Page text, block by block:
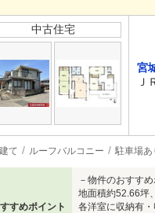
中古住宅
宮
Ｊ
て ルーフバルコニー 駐車場あ
すめポイント
－物件のおすす
地面積約52.66坪
各洋室に収納有